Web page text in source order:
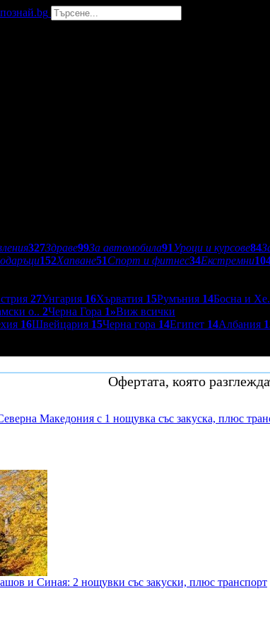
327Здраве99За автомобила91Уроци и курсове84
152Хапване51Спорт и фитнес34Екстремни
27Унгария 16Хърватия 15Румъния 14Босна и
о.. 2Черна Гора 1»Виж всички
16Швейцария 15Черна гора 14Египет 14Албания
Офертата, която
Македония с 1 нощувка със закуска, плюс
и Синая: 2 нощувки със закуски, плюс транспорт